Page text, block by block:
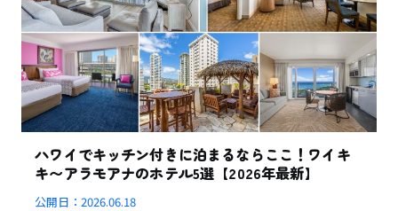
ハワイでキッチン付きに泊まるならここ！ワイキ
キ〜アラモアナのホテル5選【2026年最新】
公開日：2026.06.18